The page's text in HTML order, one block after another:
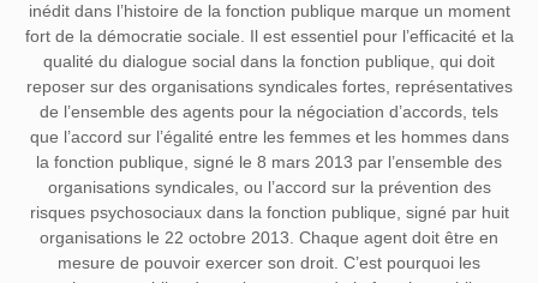
inédit dans l’histoire de la fonction publique marque un moment
fort de la démocratie sociale. Il est essentiel pour l’efficacité et la
qualité du dialogue social dans la fonction publique, qui doit
reposer sur des organisations syndicales fortes, représentatives
de l’ensemble des agents pour la négociation d’accords, tels
que l’accord sur l’égalité entre les femmes et les hommes dans
la fonction publique, signé le 8 mars 2013 par l’ensemble des
organisations syndicales, ou l’accord sur la prévention des
risques psychosociaux dans la fonction publique, signé par huit
organisations le 22 octobre 2013. Chaque agent doit être en
mesure de pouvoir exercer son droit. C’est pourquoi les